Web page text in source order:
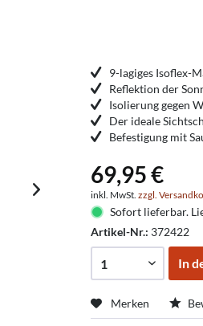
9-lagiges Isoflex-
Reflektion der
Isolierung gegen
Der ideale
Befestigung mit
69,95 €
inkl. MwSt.zzgl.
Sofort lieferbar.
Artikel-Nr.: 372422
In
Merken